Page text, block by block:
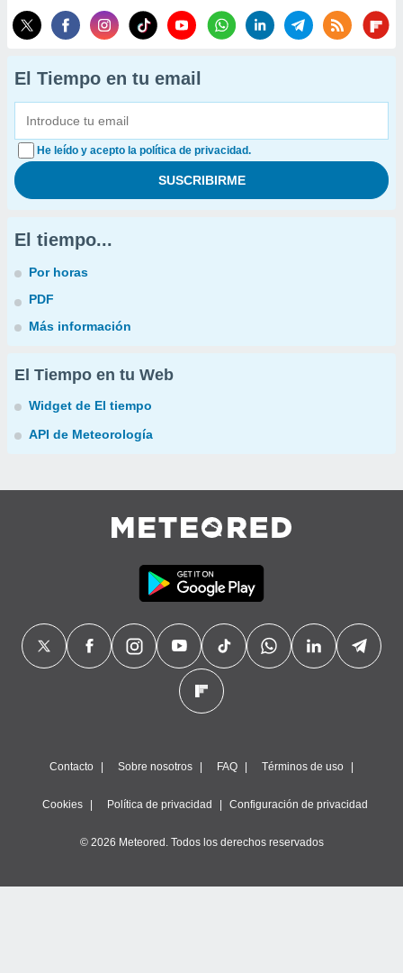
El Tiempo en tu email
He leído y acepto la política de privacidad.
El tiempo...
Por horas
PDF
Más información
El Tiempo en tu Web
Widget de El tiempo
API de Meteorología
Contacto Sobre nosotros FAQ Términos de uso
Cookies Política de privacidad Configuración de privacidad
© 2026 Meteored. Todos los derechos reservados